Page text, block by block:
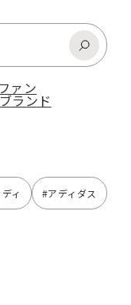
ァン
ランド
ィ #アディダス